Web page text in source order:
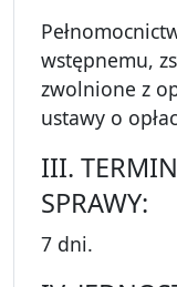
wstępnemu,
zwolnione z
ustawy o
III.
SPRAWY:
7 dni.